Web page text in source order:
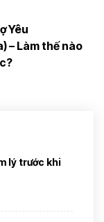
Yêu
– Làm thế nào
lý trước khi